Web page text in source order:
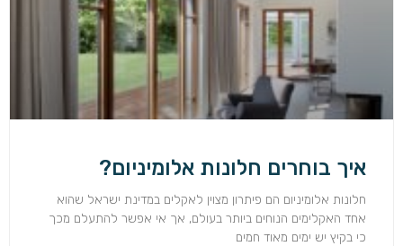
איך בוחרים חלונות אלומיניום?
חלונות אלומיניום הם פיתרון מצוין לאקלים במדינת ישראל שהוא
אחד האקלימים הנוחים ביותר בעולם, אך אי אפשר להתעלם מכך
כי בקיץ יש ימים מאוד חמים